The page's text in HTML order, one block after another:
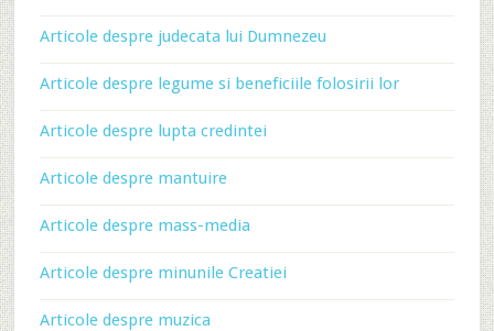
Articole despre judecata lui Dumnezeu
Articole despre legume si beneficiile folosirii lor
Articole despre lupta credintei
Articole despre mantuire
Articole despre mass-media
Articole despre minunile Creatiei
Articole despre muzica